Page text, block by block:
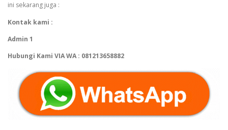
ini sekarang juga :
Kontak kami :
Admin 1
Hubungi Kami VIA WA : 081213658882